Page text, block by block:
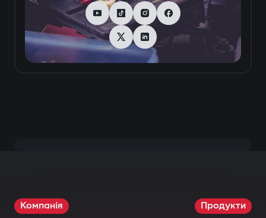
Компанія Продукти